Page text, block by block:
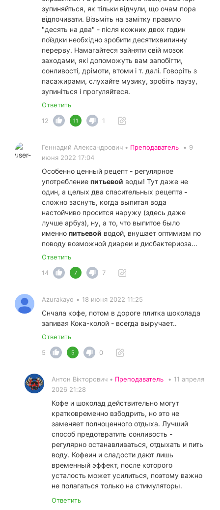
зупиняйться, як тільки відчули, що очам пора
відпочивати. Візьміть на замітку правило
"десять на два" - після кожних двох годин
поїздки необхідно зробити десятихвилинну
перерву. Намагайтеся зайняти свій мозок
заходами, які допоможуть вам запобігти,
сонливості, дрімоти, втоми і т. далі. Говоріть з
пасажирами, слухайте музику, зробіть паузу,
зупиніться і прогуляйтеся.
Ответить
12
11 1
Геннадий Александрович • Преподаватель • 9
июня 2022 17:04
Особенно ценный рецепт - регулярное
употребление питьевой воды! Тут даже не
один, а целых два спасительных рецепта -
сложно заснуть, когда выпитая вода
настойчиво просится наружу (здесь даже
лучше арбуз), ну, а то, что выпитое было
именно питьевой водой, внушает оптимизм по
поводу возможной диареи и дисбактериоза...
Ответить
14
7 7
Azurakayo • 18 июня 2022 11:25
Снчала кофе, потом в дороге плитка шоколада
запивая Кока-колой - всегда выручает..
Ответить
5
5 0
Антон Вікторович • Преподаватель • 11 апреля
2026 21:28
Кофе и шоколад действительно могут
кратковременно взбодрить, но это не
заменяет полноценного отдыха. Лучший
способ предотвратить сонливость -
регулярно останавливаться, отдыхать и пить
воду. Кофеин и сладости дают лишь
временный эффект, после которого
усталость может усилиться, поэтому важно
не полагаться только на стимуляторы.
Ответить